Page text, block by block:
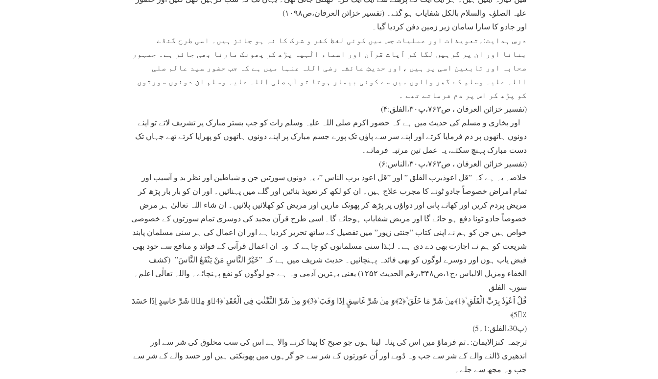
علیہ الصلوٰۃ والسلام بالکل شفایاب ہو گئے۔ (تفسیر خزائن العرفان،ص۱۰۹۸)
اور جادو کا سارا سامان زیر زمین دفن کردیا گیا۔
درسِ ہدایت:۔تعویذات اور عملیات جس میں کوئی لفظ کفر و شرک کا نہ ہو جائز ہیں۔ اسی طرح گنڈے
بنانا اور ان پر گرہیں لگا کر آیات قرآن اور اسماء الٰہیہ پڑھ کر پھونک مارنا بھی جائز ہے۔ جمہور
صحابہ اور تابعین اسی پر ہیں ،اور حدیثِ عائشہ رضی اللہ عنہا میں ہے کہ جب حضور سید عالم صلی
اللہ علیہ وسلم کے گھر والوں میں سے کوئی بیمار ہوتا تو آپ صلی اللہ علیہ وسلم ان دونوں سورتوں
کو پڑھ کر اس پر دم فرماتے تھے ۔
(تفسیر خزائن العرفان ، ص۷۶۳،پ۳۰،الفلق:۴)
اور بخاری و مسلم کی حدیث میں ہے کہ حضور اکرم صلی اللہ علیہ وسلم رات کو جب بستر مبارک پر تشریف لاتے تو اپنے
دونوں ہاتھوں پر دم فرمایا کرتے اور اپنے سر سے پاؤں تک پورے جسم مبارک پر اپنے دونوں ہاتھوں کو پھرایا کرتے تھے جہاں تک
دست مبارک پہنچ سکتے، یہ عمل تین مرتبہ فرماتے۔
(تفسیر خزائن العرفان ، ص۷۶۳،پ۳۰،الناس:۶)
خلاصہ یہ ہے کہ ”قل اعوذبرب الفلق ” اور ”قل اعوذ برب الناس ”، یہ دونوں سورتیں جن و شیاطین اور نظر بد و آسیب اور
تمام امراض خصوصاً جادو ٹونے کا مجرب علاج ہیں۔ ان کو لکھ کر تعویذ بنائیں اور گلے میں پہنائیں۔ اور ان کو بار بار پڑھ کر
مریض پردم کریں اور کھانے پانی اور دواؤں پر پڑھ کر پھونک ماریں اور مریض کو کھلائیں پلائیں۔ ان شاء اللہ تعالیٰ ہر مرض
خصوصاً جادو ٹونا دفع ہو جائے گا اور مریض شفایاب ہوجائے گا۔ اسی طرح قرآن مجید کی دوسری تمام سورتوں کے خصوصی
خواص ہیں جن کو ہم نے اپنی کتاب ”جنتی زیور” میں تفصیل کے ساتھ تحریر کردیا ہے اور ان اعمال کی ہر سنی مسلمان پابند
شریعت کو ہم نے اجازت بھی دے دی ہے۔ لہٰذا سنی مسلمانوں کو چاہے کہ وہ ان اعمال قرآنی کے فوائد و منافع سے خود بھی
فیض یاب ہوں اور دوسرے لوگوں کو بھی فائدہ پہنچائیں۔ حدیث شریف میں ہے کہ ”خَیْرُ النَّاسِ مَنْ یَنْفَعُ النَّاسَ” (کشف
الخفاء ومزیل الالباس ،ج۱،ص۳۴۸،رقم الحدیث ۱۲۵۲) یعنی بہترین آدمی وہ ہے جو لوگوں کو نفع پہنچائے۔ واللہ تعالٰی اعلم۔
سورۃ الفلق
قُلْ اَعُوۡذُ بِرَبِّ الْفَلَقِ ۙ﴿1﴾مِنۡ شَرِّ مَا خَلَقَ ۙ﴿2﴾وَ مِنۡ شَرِّ غَاسِقٍ اِذَا وَقَبَ ۙ﴿3﴾وَ مِنۡ شَرِّ النَّفّٰثٰتِ فِی الْعُقَدِ ۙ﴿4﴾وَ مِنۡ شَرِّ حَاسِدٍ اِذَا حَسَدَ
٪﴿5﴾
(پ30،الفلق:1۔5)
ترجمہ کنزالایمان:۔تم فرماؤ میں اس کی پناہ لیتا ہوں جو صبح کا پیدا کرنے والا ہے اس کی سب مخلوق کی شر سے اور
اندھیری ڈالنے والے کے شر سے جب وہ ڈوبے اور اُن عورتوں کے شر سے جو گرہوں میں پھونکتی ہیں اور حسد والے کے شر سے
جب وہ مجھ سے جلے۔